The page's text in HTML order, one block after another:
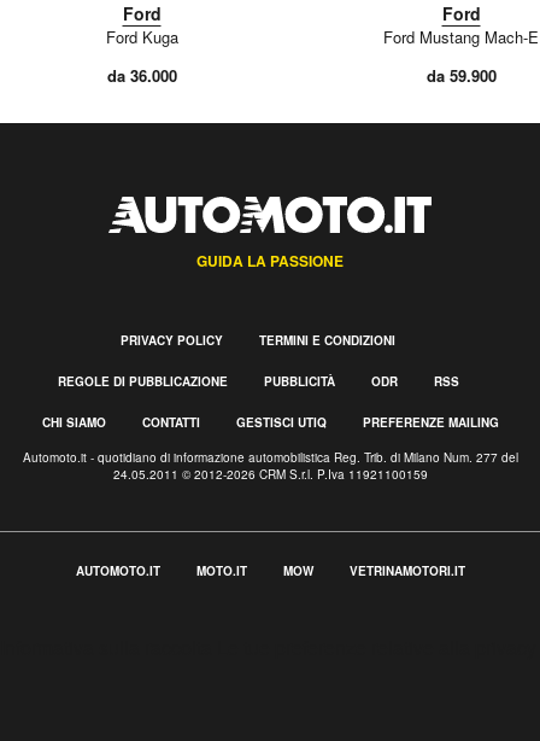
Ford
Ford Kuga
da 36.000
Ford
Ford Mustang Mach-E
da 59.900
GUIDA LA PASSIONE
PRIVACY POLICY TERMINI E CONDIZIONI
REGOLE DI PUBBLICAZIONE PUBBLICITÀ ODR RSS
CHI SIAMO CONTATTI GESTISCI UTIQ PREFERENZE MAILING
Automoto.it - quotidiano di informazione automobilistica Reg. Trib. di Milano Num. 277 del
24.05.2011 © 2012-2026 CRM S.r.l. P.Iva 11921100159
AUTOMOTO.IT MOTO.IT MOW VETRINAMOTORI.IT